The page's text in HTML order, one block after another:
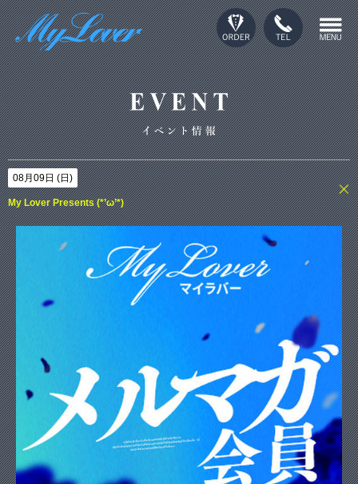
08月09日 (日)
My Lover Presents (*’ω’*)